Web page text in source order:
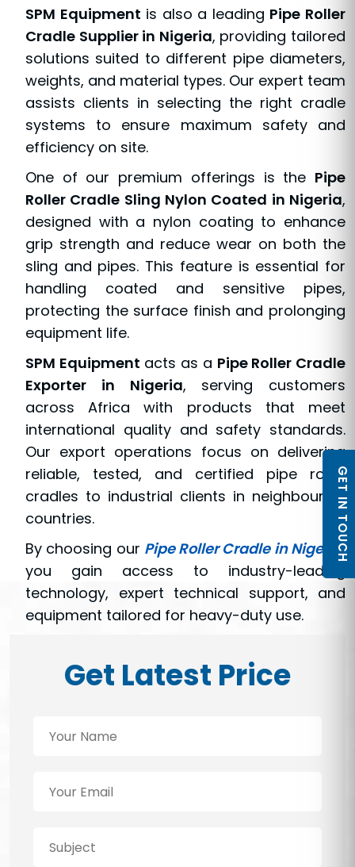
SPM Equipment is also a leading Pipe Roller
Cradle Supplier in Nigeria, providing tailored
solutions suited to different pipe diameters,
weights, and material types. Our expert team
assists clients in selecting the right cradle
systems to ensure maximum safety and
efficiency on site.
One of our premium offerings is the Pipe
Roller Cradle Sling Nylon Coated in Nigeria,
designed with a nylon coating to enhance
grip strength and reduce wear on both the
sling and pipes. This feature is essential for
handling coated and sensitive pipes,
protecting the surface finish and prolonging
equipment life.
SPM Equipment acts as a Pipe Roller Cradle
Exporter in Nigeria, serving customers
across Africa with products that meet
international quality and safety standards.
Our export operations focus on delivering
reliable, tested, and certified pipe roller
cradles to industrial clients in neighbouring
countries.
By choosing our Pipe Roller Cradle in Nigeria,
you gain access to industry-leading
technology, expert technical support, and
equipment tailored for heavy-duty use.
Get Latest Price
GET IN TOUCH